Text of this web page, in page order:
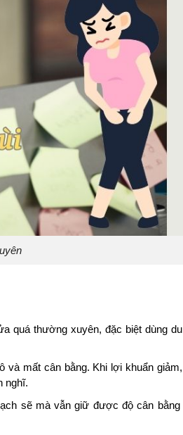
quá thường xuyên, đặc biệt dùng
và mất cân bằng. Khi lợi khuẩn
nghĩ.
sẽ mà vẫn giữ được độ cân